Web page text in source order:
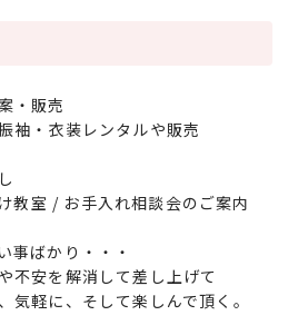
・販売
袖・衣装レンタルや販売
教室 / お手入れ相談会のご案内
事ばかり・・・
不安を解消して差し上げて
気軽に、そして楽しんで頂く。